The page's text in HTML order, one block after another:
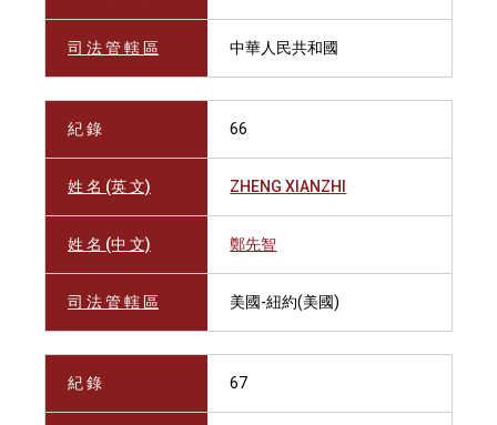
司 法 管 轄 區 中華人民共和國
紀 錄 66
姓 名 (英 文) ZHENG XIANZHI
姓 名 (中 文) 鄭先智
司 法 管 轄 區 美國-紐約(美國)
紀 錄 67